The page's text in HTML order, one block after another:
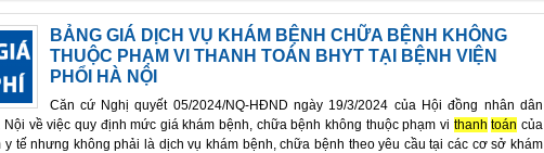
BẢNG GIÁ DỊCH VỤ KHÁM BỆNH CHỮA BỆNH KHÔNG
THUỘC PHẠM VI THANH TOÁN BHYT TẠI BỆNH VIỆN
PHỔI HÀ NỘI
Căn cứ Nghị quyết 05/2024/NQ-HĐND ngày 19/3/2024 của Hội đồng nhân dân
Nội về việc quy định mức giá khám bệnh, chữa bệnh không thuộc phạm vi thanh toán của
y tế nhưng không phải là dịch vụ khám bệnh, chữa bệnh theo yêu cầu tại các cơ sở khám